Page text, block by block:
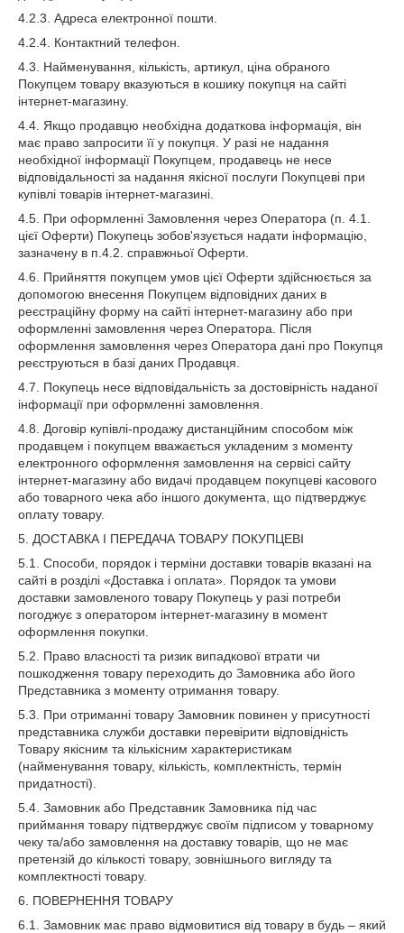
4.2.3. Адреса електронної пошти.
4.2.4. Контактний телефон.
4.3. Найменування, кількість, артикул, ціна обраного
Покупцем товару вказуються в кошику покупця на сайті
інтернет-магазину.
4.4. Якщо продавцю необхідна додаткова інформація, він
має право запросити її у покупця. У разі не надання
необхідної інформації Покупцем, продавець не несе
відповідальності за надання якісної послуги Покупцеві при
купівлі товарів інтернет-магазині.
4.5. При оформленні Замовлення через Оператора (п. 4.1.
цієї Оферти) Покупець зобов'язується надати інформацію,
зазначену в п.4.2. справжньої Оферти.
4.6. Прийняття покупцем умов цієї Оферти здійснюється за
допомогою внесення Покупцем відповідних даних в
реєстраційну форму на сайті інтернет-магазину або при
оформленні замовлення через Оператора. Після
оформлення замовлення через Оператора дані про Покупця
реєструються в базі даних Продавця.
4.7. Покупець несе відповідальність за достовірність наданої
інформації при оформленні замовлення.
4.8. Договір купівлі-продажу дистанційним способом між
продавцем і покупцем вважається укладеним з моменту
електронного оформлення замовлення на сервісі сайту
інтернет-магазину або видачі продавцем покупцеві касового
або товарного чека або іншого документа, що підтверджує
оплату товару.
5. ДОСТАВКА І ПЕРЕДАЧА ТОВАРУ ПОКУПЦЕВІ
5.1. Способи, порядок і терміни доставки товарів вказані на
сайті в розділі «Доставка і оплата». Порядок та умови
доставки замовленого товару Покупець у разі потреби
погоджує з оператором інтернет-магазину в момент
оформлення покупки.
5.2. Право власності та ризик випадкової втрати чи
пошкодження товару переходить до Замовника або його
Представника з моменту отримання товару.
5.3. При отриманні товару Замовник повинен у присутності
представника служби доставки перевірити відповідність
Товару якісним та кількісним характеристикам
(найменування товару, кількість, комплектність, термін
придатності).
5.4. Замовник або Представник Замовника під час
приймання товару підтверджує своїм підписом у товарному
чеку та/або замовлення на доставку товарів, що не має
претензій до кількості товару, зовнішнього вигляду та
комплектності товару.
6. ПОВЕРНЕННЯ ТОВАРУ
6.1. Замовник має право відмовитися від товару в будь – який